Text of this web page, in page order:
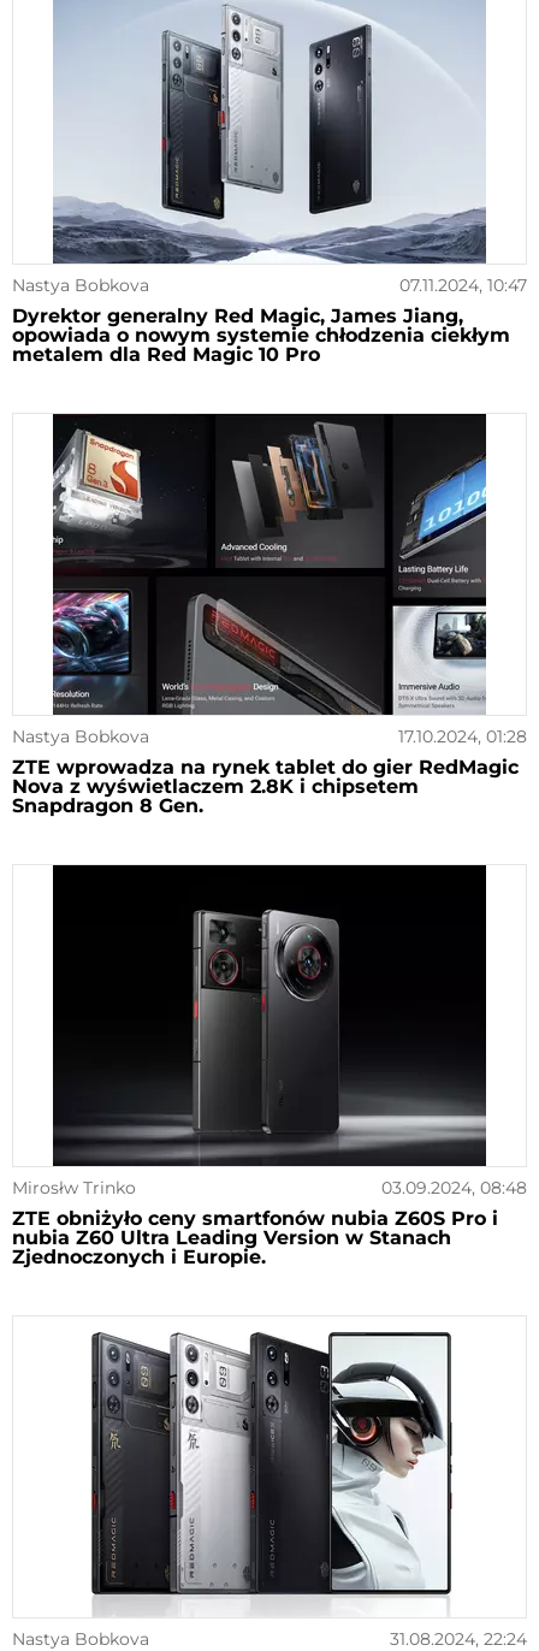
Nastya Bobkova 07.11.2024, 10:47
Dyrektor generalny Red Magic, James Jiang,
opowiada o nowym systemie chłodzenia ciekłym
metalem dla Red Magic 10 Pro
Nastya Bobkova 17.10.2024, 01:28
ZTE wprowadza na rynek tablet do gier RedMagic
Nova z wyświetlaczem 2.8K i chipsetem
Snapdragon 8 Gen.
Mirosłw Trinko 03.09.2024, 08:48
ZTE obniżyło ceny smartfonów nubia Z60S Pro i
nubia Z60 Ultra Leading Version w Stanach
Zjednoczonych i Europie.
Nastya Bobkova 31.08.2024, 22:24